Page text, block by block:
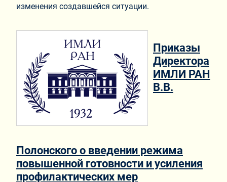
изменения создавшейся ситуации.
Приказы
Директора
ИМЛИ РАН
В.В.
Полонского о введении режима
повышенной готовности и усиления
профилактических мер